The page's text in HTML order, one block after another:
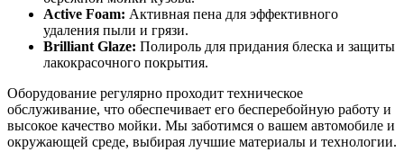
Active Foam: Активная пена для эффективного
удаления пыли и грязи.
Brilliant Glaze: Полироль для придания блеска и защиты
лакокрасочного покрытия.
Оборудование регулярно проходит техническое
обслуживание, что обеспечивает его бесперебойную работу и
высокое качество мойки. Мы заботимся о вашем автомобиле и
окружающей среде, выбирая лучшие материалы и технологии.